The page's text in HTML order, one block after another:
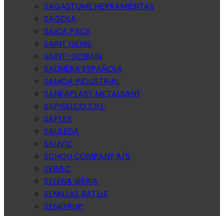
SAGASTUME HERRAMIENTAS
SAGOLA
SAICA PACK
SAINT GENIS
SAINT-GOBAIN
SALINERA ESPAÑOLA
SAMOA INDUSTRIAL
SANEAPLAST METALSANT
SAPISELCO S.R.L.
SAPLEX
SAULEDA
SAUVIC
SCHOU COMPANY A/S
SEINEC
SELENA IBERIA
SEMILLAS BATLLE
SENIGRUP.